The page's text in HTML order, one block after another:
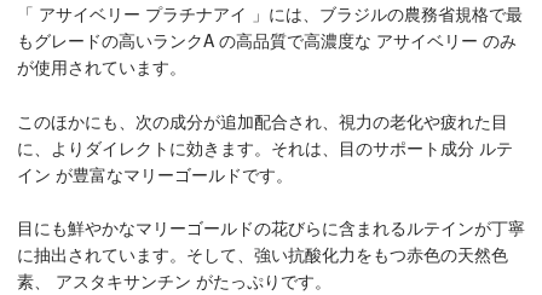
「 アサイベリー プラチナアイ 」には、ブラジルの農務省規格で最
もグレードの高いランクA の高品質で高濃度な アサイベリー のみ
が使用されています。
このほかにも、次の成分が追加配合され、視力の老化や疲れた目
に、よりダイレクトに効きます。それは、目のサポート成分 ルテ
イン が豊富なマリーゴールドです。
目にも鮮やかなマリーゴールドの花びらに含まれるルテインが丁寧
に抽出されています。そして、強い抗酸化力をもつ赤色の天然色
素、 アスタキサンチン がたっぷりです。